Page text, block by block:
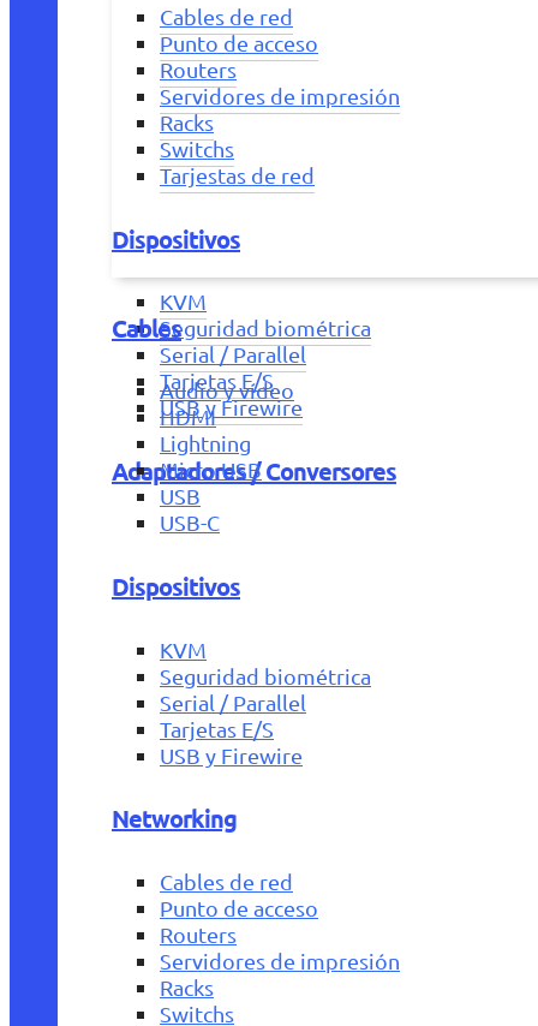
Cables de red
Punto de acceso
Routers
Servidores de impresión
Racks
Switchs
Tarjestas de red
Dispositivos
KVM
Seguridad biométrica
Serial / Parallel
Tarjetas E/S
USB y Firewire
Adaptadores / Conversores
Cables
Audio y vídeo
HDMI
Lightning
Micro USB
USB
USB-C
Dispositivos
KVM
Seguridad biométrica
Serial / Parallel
Tarjetas E/S
USB y Firewire
Networking
Cables de red
Punto de acceso
Routers
Servidores de impresión
Racks
Switchs